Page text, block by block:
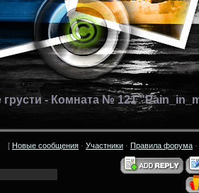
грусти - Комната № 121
[ Новые сообщения · Участники · Правила форума ·